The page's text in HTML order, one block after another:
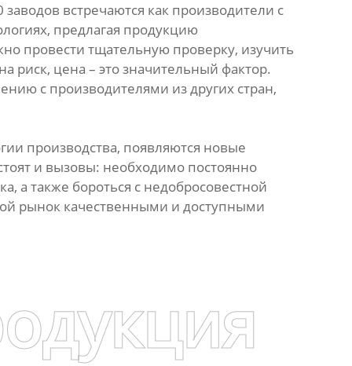
встречаются как производители с
предлагая продукцию
провести тщательную проверку, изучить
риск, цена – это значительный фактор.
с производителями из других стран,
производства, появляются новые
и вызовы: необходимо постоянно
а также бороться с недобросовестной
рынок качественными и доступными